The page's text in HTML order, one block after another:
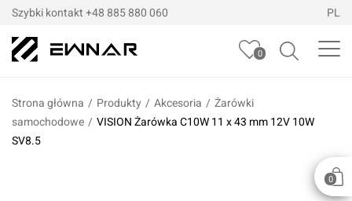
Szybki kontakt +48 885 880 060 PL
0
0
Strona główna / Produkty / Akcesoria / Żarówki
samochodowe / VISION Żarówka C10W 11 x 43 mm 12V 10W
SV8.5